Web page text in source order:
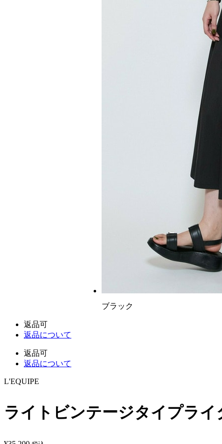
ブラック
返品可
返品について
返品可
返品について
L'EQUIPE
ライトビンテージタイプライ